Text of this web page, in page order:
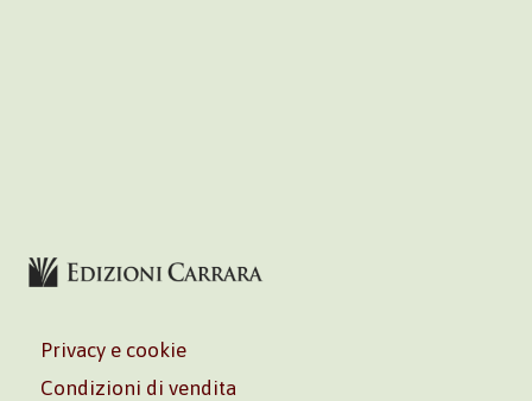
Privacy e cookie
Condizioni di vendita